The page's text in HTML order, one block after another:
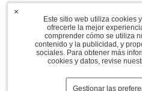
© 2026 The Sherwin-Williams Company
Computer screens and printers vary
colors are displayed, so the colors
may not match the coating's actual
Este sitio web utiliza cookies
ofrecerle la mejor
comprender cómo se utiliza
contenido y la publicidad, y
sociales. Para obtener más
cookies y datos, revise
Gestionar las
×